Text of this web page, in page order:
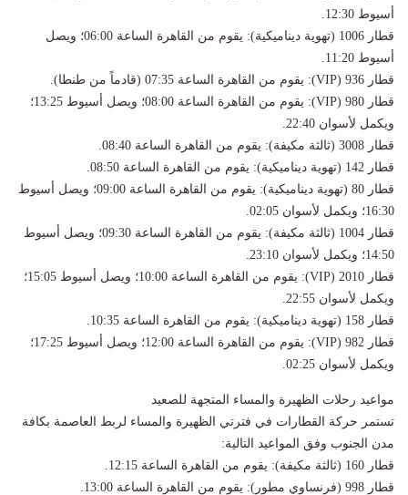
أسيوط 12:30.
​قطار 1006 (تهوية ديناميكية): يقوم من القاهرة الساعة 06:00؛ ويصل
أسيوط 11:20.
​قطار 936 (VIP): يقوم من القاهرة الساعة 07:35 (قادماً من طنطا).
​قطار 980 (VIP): يقوم من القاهرة الساعة 08:00؛ ويصل أسيوط 13:25؛
ويكمل لأسوان 22:40.
​قطار 3008 (ثالثة مكيفة): يقوم من القاهرة الساعة 08:40.
​قطار 142 (تهوية ديناميكية): يقوم من القاهرة الساعة 08:50.
​قطار 80 (تهوية ديناميكية): يقوم من القاهرة الساعة 09:00؛ ويصل أسيوط
16:30؛ ويكمل لأسوان 02:05.
​قطار 1004 (ثالثة مكيفة): يقوم من القاهرة الساعة 09:30؛ ويصل أسيوط
14:50؛ ويكمل لأسوان 23:10.
​قطار 2010 (VIP): يقوم من القاهرة الساعة 10:00؛ ويصل أسيوط 15:05؛
ويكمل لأسوان 22:55.
​قطار 158 (تهوية ديناميكية): يقوم من القاهرة الساعة 10:35.
​قطار 982 (VIP): يقوم من القاهرة الساعة 12:00؛ ويصل أسيوط 17:25؛
ويكمل لأسوان 02:25.
​مواعيد رحلات الظهيرة والمساء المتجهة للصعيد
​تستمر حركة القطارات في فترتي الظهيرة والمساء لربط العاصمة بكافة
مدن الجنوب وفق المواعيد التالية:
​قطار 160 (ثالثة مكيفة): يقوم من القاهرة الساعة 12:15.
​قطار 998 (فرنساوي مطور): يقوم من القاهرة الساعة 13:00.